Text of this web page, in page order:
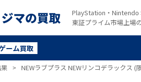
PlayStation・Nintendo
東証プライム市場上場
ーム買取
> NEWラブプラス NEWリンコデラックス (